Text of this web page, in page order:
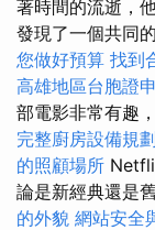
著時間的流逝，
發現了一個共同
您做好預算 找到
高雄地區台胞證
部電影非常有趣
完整廚房設備規劃
的照顧場所
論是新經典還是
的外貌 網站安全